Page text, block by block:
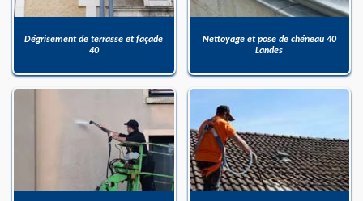
Dégrisement de terrasse et façade
40
Nettoyage et pose de chéneau 40
Landes